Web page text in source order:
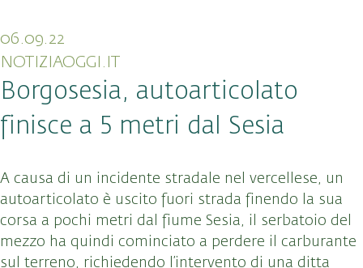
06.09.22
NOTIZIAOGGI.IT
Borgosesia, autoarticolato
finisce a 5 metri dal Sesia
A causa di un incidente stradale nel vercellese, un
autoarticolato è uscito fuori strada finendo la sua
corsa a pochi metri dal fiume Sesia, il serbatoio del
mezzo ha quindi cominciato a perdere il carburante
sul terreno, richiedendo l’intervento di una ditta